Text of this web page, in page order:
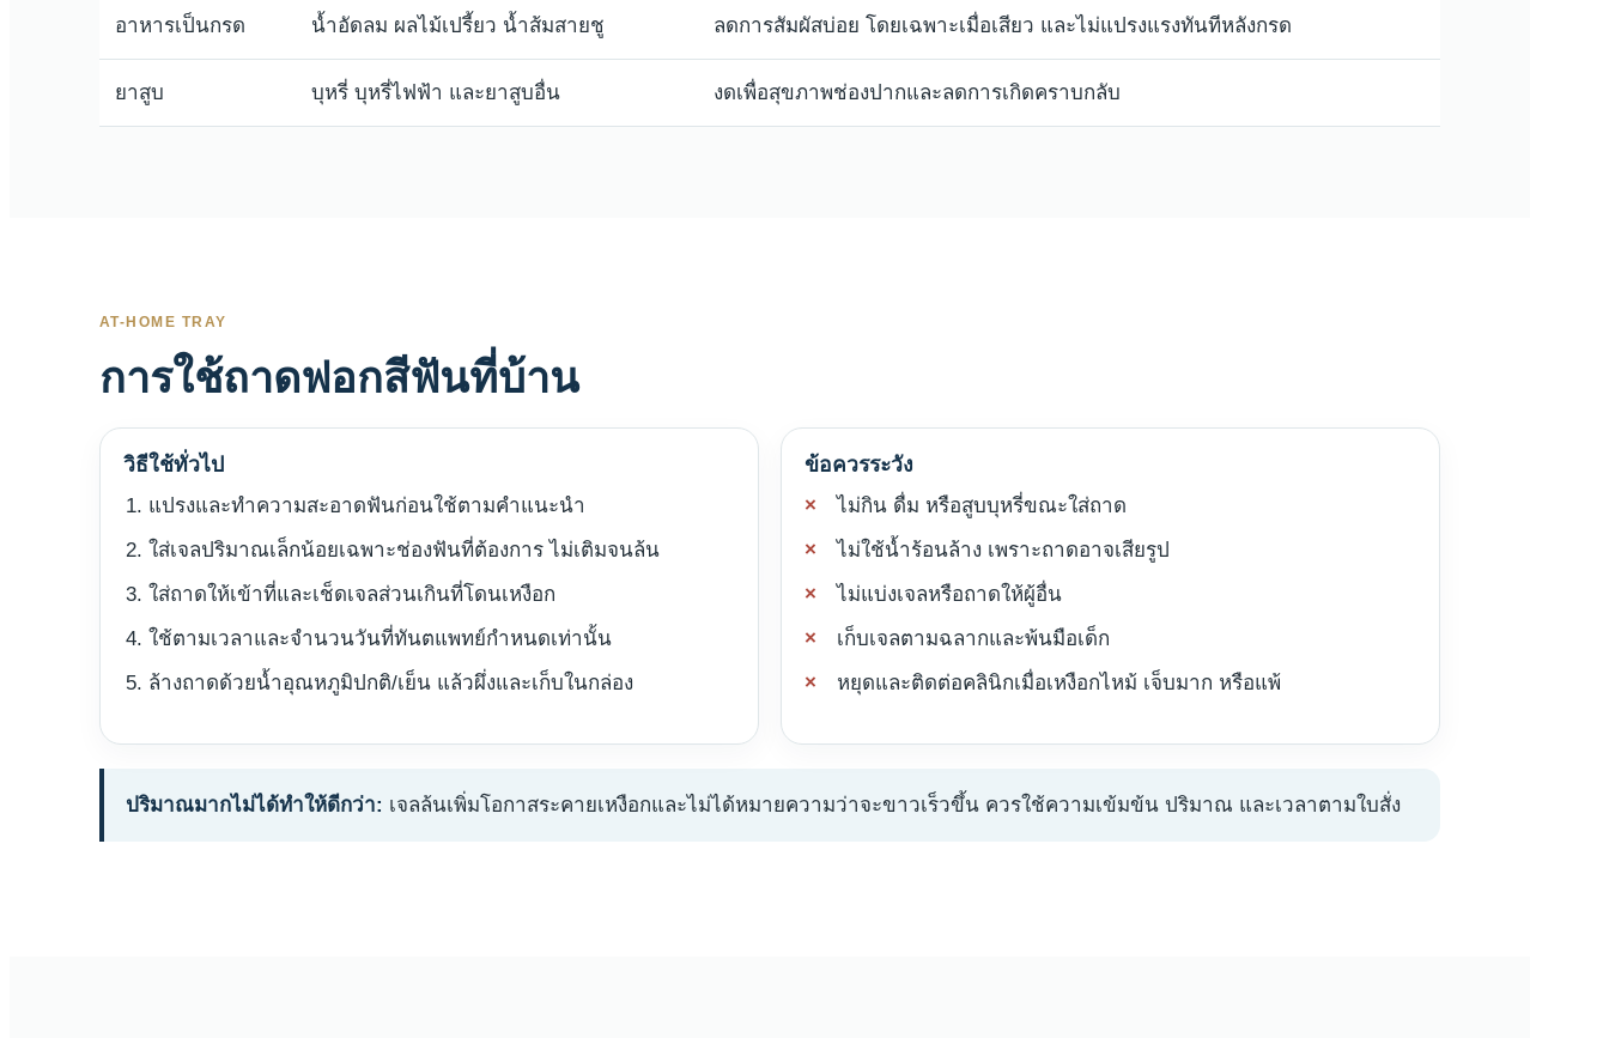
อาหารเป็นกรด น้ำอัดลม ผลไม้เปรี้ยว น้ำส้มสายชู ลดการสัมผัสบ่อย โดยเฉพาะเมื่อเสียว และไม่แปรงแรงทันทีหลังกรด
ยาสูบ บุหรี่ บุหรี่ไฟฟ้า และยาสูบอื่น งดเพื่อสุขภาพช่องปากและลดการเกิดคราบกลับ
AT-HOME TRAY
การใช้ถาดฟอกสีฟันที่บ้าน
วิธีใช้ทั่วไป
แปรงและทำความสะอาดฟันก่อนใช้ตามคำแนะนำ
ใส่เจลปริมาณเล็กน้อยเฉพาะช่องฟันที่ต้องการ ไม่เติมจนล้น
ใส่ถาดให้เข้าที่และเช็ดเจลส่วนเกินที่โดนเหงือก
ใช้ตามเวลาและจำนวนวันที่ทันตแพทย์กำหนดเท่านั้น
ล้างถาดด้วยน้ำอุณหภูมิปกติ/เย็น แล้วผึ่งและเก็บในกล่อง
ข้อควรระวัง
ไม่กิน ดื่ม หรือสูบบุหรี่ขณะใส่ถาด
ไม่ใช้น้ำร้อนล้าง เพราะถาดอาจเสียรูป
ไม่แบ่งเจลหรือถาดให้ผู้อื่น
เก็บเจลตามฉลากและพ้นมือเด็ก
หยุดและติดต่อคลินิกเมื่อเหงือกไหม้ เจ็บมาก หรือแพ้
ปริมาณมากไม่ได้ทำให้ดีกว่า: เจลล้นเพิ่มโอกาสระคายเหงือกและไม่ได้หมายความว่าจะขาวเร็วขึ้น ควรใช้ความเข้มข้น ปริมาณ และเวลาตามใบสั่ง